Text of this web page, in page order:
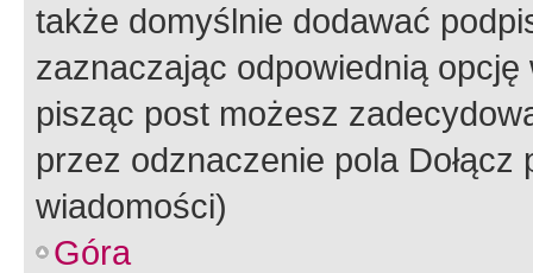
także domyślnie dodawać
zaznaczając odpowiednią
pisząc post możesz
przez odznaczenie pola
wiadomości)
Góra